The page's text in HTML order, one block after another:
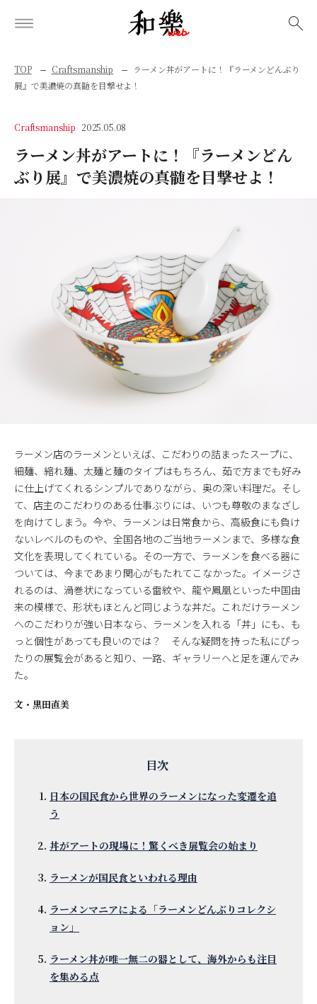
TOP Craftsmanship
ラーメン丼がアートに！『ラーメンどんぶり
展』で美濃焼の真髄を目撃せよ！
Craftsmanship 2025.05.08
ラーメン丼がアートに！『ラーメンどん
ぶり展』で美濃焼の真髄を目撃せよ！
ラーメン店のラーメンといえば、こだわりの詰まったスープに、
細麺、縮れ麺、太麺と麺のタイプはもちろん、茹で方までも好み
に仕上げてくれるシンプルでありながら、奥の深い料理だ。そし
て、店主のこだわりのある仕事ぶりには、いつも尊敬のまなざし
を向けてしまう。今や、ラーメンは日常食から、高級食にも負け
ないレベルのものや、全国各地のご当地ラーメンまで、多様な食
文化を表現してくれている。その一方で、ラーメンを食べる器に
ついては、今まであまり関心がもたれてこなかった。イメージさ
れるのは、渦巻状になっている雷紋や、龍や鳳凰といった中国由
来の模様で、形状もほとんど同じような丼だ。これだけラーメン
へのこだわりが強い日本なら、ラーメンを入れる「丼」にも、も
っと個性があっても良いのでは？ そんな疑問を持った私にぴっ
たりの展覧会があると知り、一路、ギャラリーへと足を運んでみ
た。
文・ 黒田直美
日本の国民食から世界のラーメンになった変遷を追
う
丼がアートの現場に！驚くべき展覧会の始まり
ラーメンが国民食といわれる理由
ラーメンマニアによる「ラーメンどんぶりコレクシ
ョン」
ラーメン丼が唯一無二の器として、海外からも注目
を集める点